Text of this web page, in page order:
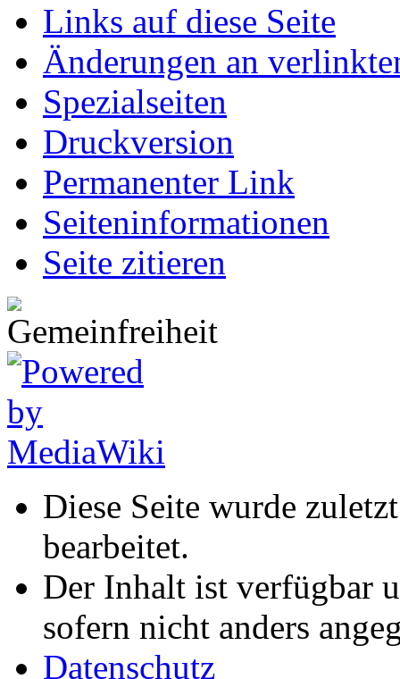
Links auf diese Seite
Änderungen an
Spezialseiten
Druckversion
Permanenter Link
Seiten­informationen
Seite zitieren
Diese Seite wurde
bearbeitet.
Der Inhalt ist verfügbar
sofern nicht anders
Datenschutz